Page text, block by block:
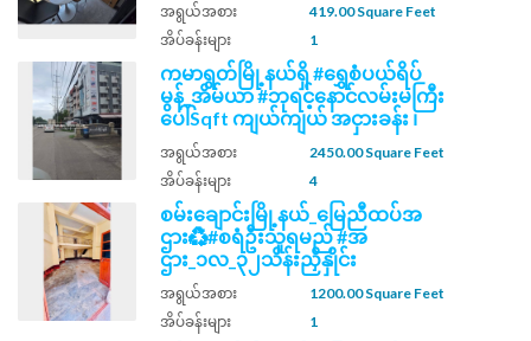
အရွယ်အစား
419.00 Square Feet
အိပ်ခန်းများ
1
ကမာရွတ်မြို့နယ်ရှိ #ရွှေစံပယ်ရိပ်
မွန်_အိမ်ယာ #ဘုရင့်နောင်လမ်းမကြီး
ပေါ်Sqft ကျယ်ကျယ် အငှားခန်း ၊
အရွယ်အစား
2450.00 Square Feet
အိပ်ခန်းများ
4
စမ်းချောင်းမြို့နယ်_မြေညီထပ်အ
ဌား♻️#စရံဦးသူရမည် #အ
ဌား_၁လ_၃၂သိန်းညှိနှိုင်း
အရွယ်အစား
1200.00 Square Feet
အိပ်ခန်းများ
1